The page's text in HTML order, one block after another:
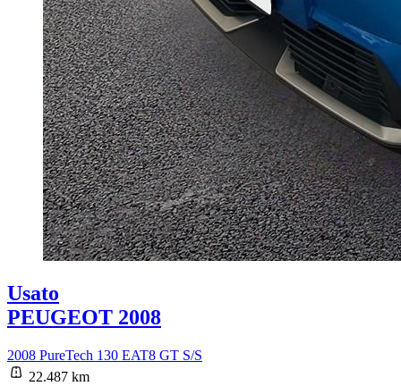
Usato
PEUGEOT 2008
2008 PureTech 130 EAT8 GT S/S
22.487 km